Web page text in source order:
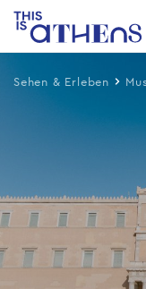
Skip
main
Sehen & Erleben
Das Hellenische